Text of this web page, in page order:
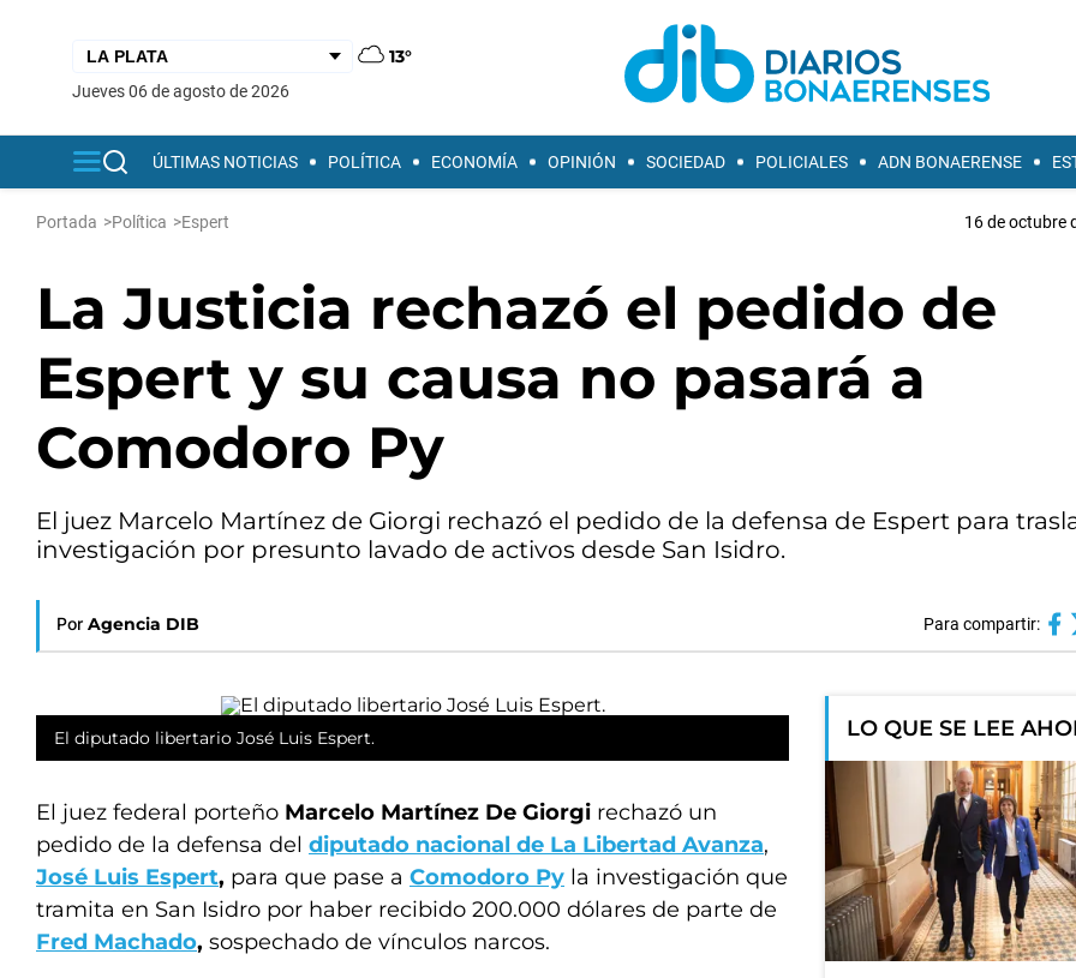
13°
jueves 06 de agosto de 2026
ÚLTIMAS NOTICIAS POLÍTICA ECONOMÍA OPINIÓN SOCIEDAD POLICIALES ADN BONAERENSE
Portada >Política >Espert 16 de octubre
La Justicia rechazó el pedido de
Espert y su causa no pasará a
Comodoro Py
El juez Marcelo Martínez de Giorgi rechazó el pedido de la defensa de Espert para
investigación por presunto lavado de activos desde San Isidro.
Por Agencia DIB Para compartir:
El diputado libertario José Luis Espert.
El juez federal porteño Marcelo Martínez De Giorgi rechazó un
pedido de la defensa del diputado nacional de La Libertad Avanza,
José Luis Espert, para que pase a Comodoro Py la investigación que
tramita en San Isidro por haber recibido 200.000 dólares de parte de
Fred Machado, sospechado de vínculos narcos.
LO QUE SE LEE